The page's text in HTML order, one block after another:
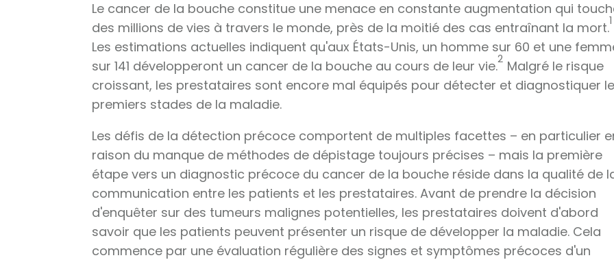
Le cancer de la bouche constitue une menace en constante augmentation qui
des millions de vies à travers le monde, près de la moitié des cas entraînant la mort.1
Les estimations actuelles indiquent qu'aux États-Unis, un homme sur 60 et une
sur 141 développeront un cancer de la bouche au cours de leur vie.2 Malgré le risque
croissant, les prestataires sont encore mal équipés pour détecter et diagnostiquer
premiers stades de la maladie.
Les défis de la détection précoce comportent de multiples facettes – en particulier
raison du manque de méthodes de dépistage toujours précises – mais la première
étape vers un diagnostic précoce du cancer de la bouche réside dans la qualité de
communication entre les patients et les prestataires. Avant de prendre la décision
d'enquêter sur des tumeurs malignes potentielles, les prestataires doivent d'abord
savoir que les patients peuvent présenter un risque de développer la maladie. Cela
commence par une évaluation régulière des signes et symptômes précoces d'un